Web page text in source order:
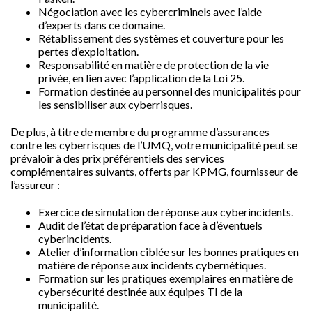
Négociation avec les cybercriminels avec l’aide
d’experts dans ce domaine.
Rétablissement des systèmes et couverture pour les
pertes d’exploitation.
Responsabilité en matière de protection de la vie
privée, en lien avec l’application de la Loi 25.
Formation destinée au personnel des municipalités pour
les sensibiliser aux cyberrisques.
De plus, à titre de membre du programme d’assurances
contre les cyberrisques de l’UMQ, votre municipalité peut se
prévaloir à des prix préférentiels des services
complémentaires suivants, offerts par KPMG, fournisseur de
l’assureur :
Exercice de simulation de réponse aux cyberincidents.
Audit de l’état de préparation face à d’éventuels
cyberincidents.
Atelier d’information ciblée sur les bonnes pratiques en
matière de réponse aux incidents cybernétiques.
Formation sur les pratiques exemplaires en matière de
cybersécurité destinée aux équipes TI de la
municipalité.